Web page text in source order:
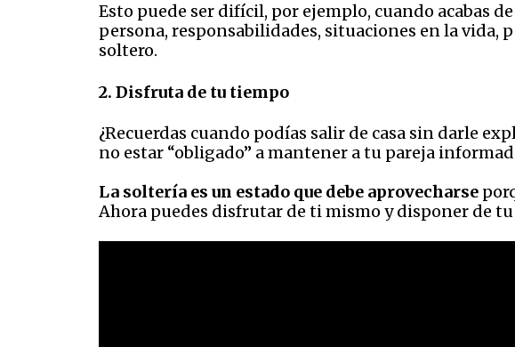
Esto puede ser difícil, por ejemplo, cuando acabas
persona, responsabilidades, situaciones en la vida,
soltero.
2. Disfruta de tu tiempo
¿Recuerdas cuando podías salir de casa sin darle
no estar “obligado” a mantener a tu pareja
La soltería es un estado que debe aprovecharse
Ahora puedes disfrutar de ti mismo y disponer de